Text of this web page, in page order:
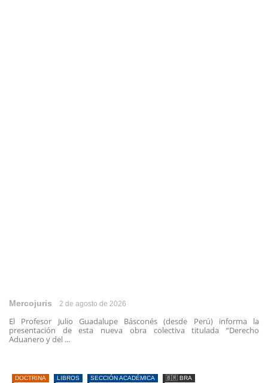
Mercojuris 2 de agosto de 2026
El Profesor Julio Guadalupe Básconés (desde Perú) informa la
presentación de esta nueva obra colectiva titulada “Derecho
Aduanero y del ...
DOCTRINA LIBROS SECCIÓN ACADÉMICA 🇧🇷 BRA